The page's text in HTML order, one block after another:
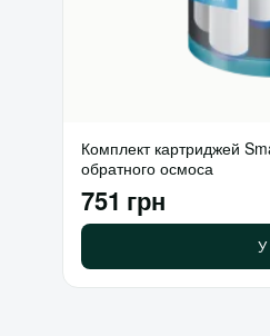
Комплект картриджей
обратного осмоса
751 грн
У